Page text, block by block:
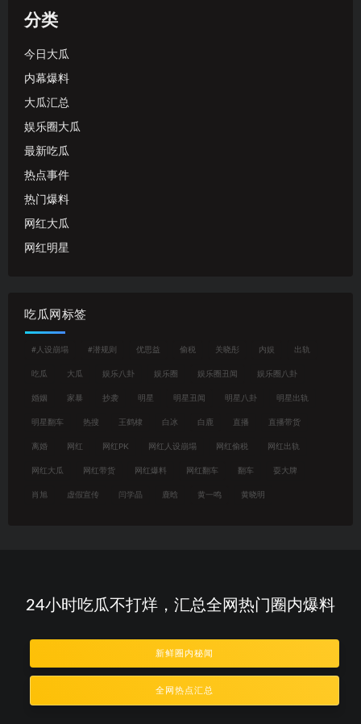
分类
今日大瓜
内幕爆料
大瓜汇总
娱乐圈大瓜
最新吃瓜
热点事件
热门爆料
网红大瓜
网红明星
吃瓜网标签
#人设崩塌 #潜规则 优思益 偷税 关晓彤 内娱 出轨
吃瓜 大瓜 娱乐八卦 娱乐圈 娱乐圈丑闻 娱乐圈八卦
婚姻 家暴 抄袭 明星 明星丑闻 明星八卦 明星出轨
明星翻车 热搜 王鹤棣 白冰 白鹿 直播 直播带货
离婚 网红 网红PK 网红人设崩塌 网红偷税 网红出轨
网红大瓜 网红带货 网红爆料 网红翻车 翻车 耍大牌
肖旭 虚假宣传 闫学晶 鹿晗 黄一鸣 黄晓明
24小时吃瓜不打烊，汇总全网热门圈内爆料
新鲜圈内秘闻
全网热点汇总